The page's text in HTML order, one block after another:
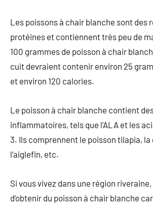
Les poissons à chair blanche sont des
protéines et contiennent très peu de
100 grammes de poisson à chair
cuit devraient contenir environ 25
et environ 120 calories.
Le poisson à chair blanche contient
inflammatoires, tels que l’ALA et les
3. Ils comprennent le poisson tilapia, la
l’aiglefin, etc.
Si vous vivez dans une région
d’obtenir du poisson à chair blanche